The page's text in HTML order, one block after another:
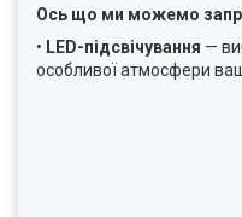
Ось що ми можемо
• LED-підсвічування —
особливої ​​атмосфери